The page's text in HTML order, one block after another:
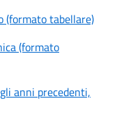
tabellare)
(formato
anni precedenti,